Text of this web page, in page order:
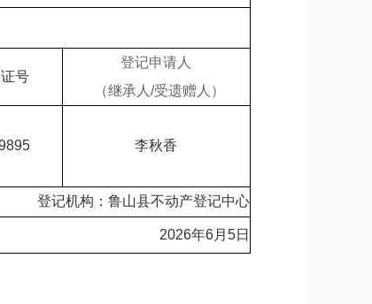
号
登记申请人
（继承人/受遗赠人）
李秋香
登记机构：鲁山县不动产登记中心
2026年6月5日